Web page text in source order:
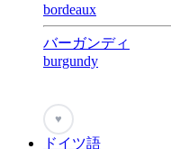
bordeaux
バーガンディ
burgundy
♥
ドイツ語